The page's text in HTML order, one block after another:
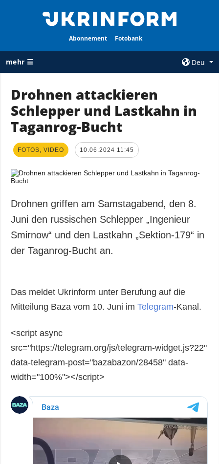
Abonnement Fotobank
mehr ☰
Deu
ALLE
RUBRIKEN
Krieg
Wiederaufbau
Politik
Militär
Gesellschaft und
Kultur
Sport
Notfälle
AGENTUR
services
Politik zur
personenbezogener
ZUSÄTZLICH
Veröffentlichungen
Interview
Fotos
Video
LEISTUNGEN
Fotobank
Drohnen attackieren
Schlepper und Lastkahn in
Taganrog-Bucht
FOTOS, VIDEO 10.06.2024 11:45
Drohnen griffen am Samstagabend, den 8.
Juni den russischen Schlepper „Ingenieur
Smirnow“ und den Lastkahn „Sektion-179“ in
der Taganrog-Bucht an.
Das meldet Ukrinform unter Berufung auf die
Mitteilung Baza vom 10. Juni imTelegram-Kanal.
<script async
src="https://telegram.org/js/telegram-widget.js?22"
data-telegram-post="bazabazon/28458" data-
width="100%"></script>